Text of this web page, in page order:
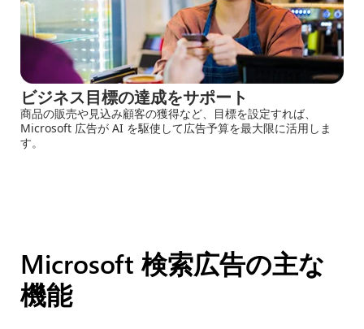
ビジネス目標の達成をサポート
商品の販売や見込み顧客の獲得など、目標を設定すれば、
Microsoft 広告が AI を駆使して広告予算を最大限に活用しま
す。
Microsoft 検索広告の主な
機能